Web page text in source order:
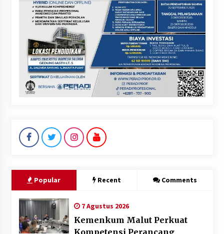
Popular Recent Comments
7 Agustus 2026
Kemenkum Malut Perkuat